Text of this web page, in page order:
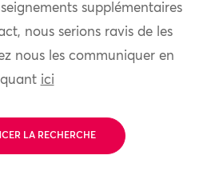
supplémentaires
nous serions ravis de les
nous les communiquer en
ici
LA RECHERCHE